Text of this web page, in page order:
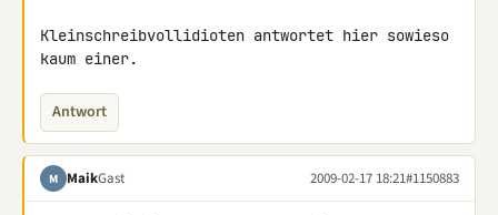
Kleinschreibvollidioten antwortet hier sowieso
kaum einer.
Antwort
M MaikGast 2009-02-17 18:21#1150883